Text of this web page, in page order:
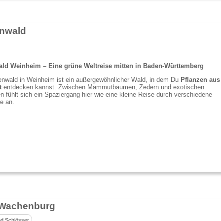
Weinheim – Eine grüne Weltreise mitten in Baden-Württemberg
in Weinheim ist ein außergewöhnlicher Wald, in dem Du Pflanzen aus
entdecken kannst. Zwischen Mammutbäumen, Zedern und exotischen
fühlt sich ein Spaziergang hier wie eine kleine Reise durch verschiedene
an.